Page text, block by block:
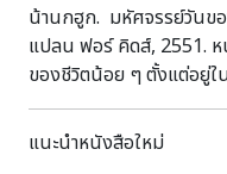
น้านกฮูก. มหัศจรรย์วันข
แปลน ฟอร์ คิดส์, 2551. ห
ของชีวิตน้อย ๆ ตั้งแต่อยู่ใ
ถ่ายทอดความผูกพัน คว
และสมาชิกในครอบครัว ผ่
แนะนำหนังสือใหม่